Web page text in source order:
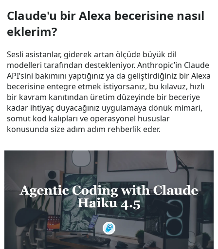
Claude'u bir Alexa becerisine nasıl
eklerim?
Sesli asistanlar, giderek artan ölçüde büyük dil
modelleri tarafından destekleniyor. Anthropic’in Claude
API’sini bakımını yaptığınız ya da geliştirdiğiniz bir Alexa
becerisine entegre etmek istiyorsanız, bu kılavuz, hızlı
bir kavram kanıtından üretim düzeyinde bir beceriye
kadar ihtiyaç duyacağınız uygulamaya dönük mimari,
somut kod kalıpları ve operasyonel hususlar
konusunda size adım adım rehberlik eder.